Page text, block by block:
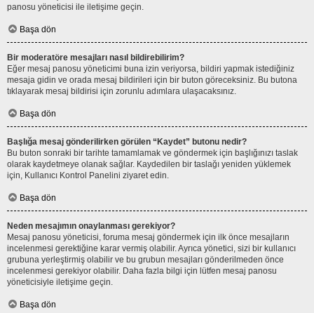
panosu yöneticisi ile iletişime geçin.
Başa dön
Bir moderatöre mesajları nasıl bildirebilirim?
Eğer mesaj panosu yöneticimi buna izin veriyorsa, bildiri yapmak istediğiniz
mesaja gidin ve orada mesaj bildirileri için bir buton göreceksiniz. Bu butona
tıklayarak mesaj bildirisi için zorunlu adımlara ulaşacaksınız.
Başa dön
Başlığa mesaj gönderilirken görülen “Kaydet” butonu nedir?
Bu buton sonraki bir tarihte tamamlamak ve göndermek için başlığınızı taslak
olarak kaydetmeye olanak sağlar. Kaydedilen bir taslağı yeniden yüklemek
için, Kullanıcı Kontrol Panelini ziyaret edin.
Başa dön
Neden mesajımın onaylanması gerekiyor?
Mesaj panosu yöneticisi, foruma mesaj göndermek için ilk önce mesajların
incelenmesi gerektiğine karar vermiş olabilir. Ayrıca yönetici, sizi bir kullanıcı
grubuna yerleştirmiş olabilir ve bu grubun mesajları gönderilmeden önce
incelenmesi gerekiyor olabilir. Daha fazla bilgi için lütfen mesaj panosu
yöneticisiyle iletişime geçin.
Başa dön